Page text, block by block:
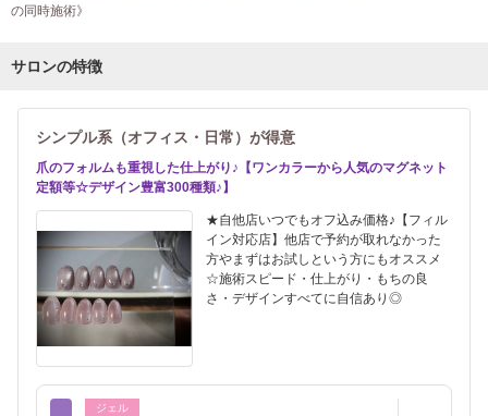
の同時施術》
サロンの特徴
シンプル系（オフィス・日常）が得意
爪のフォルムも重視した仕上がり♪【ワンカラーから人気のマグネット
定額等☆デザイン豊富300種類♪】
★自他店いつでもオフ込み価格♪【フィル
イン対応店】他店で予約が取れなかった
方やまずはお試しという方にもオススメ
☆施術スピード・仕上がり・もちの良
さ・デザインすべてに自信あり◎
ジェル